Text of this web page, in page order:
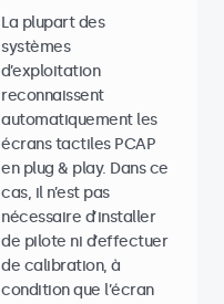
La plupart des
systèmes
d’exploitation
reconnaissent
automatiquement les
écrans tactiles PCAP
en plug & play. Dans ce
cas, il n’est pas
nécessaire d’installer
de pilote ni d’effectuer
de calibration, à
condition que l’écran